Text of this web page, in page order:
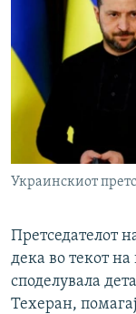
Украинскиот
Претседателот
дека во текот
споделувала
Техеран,